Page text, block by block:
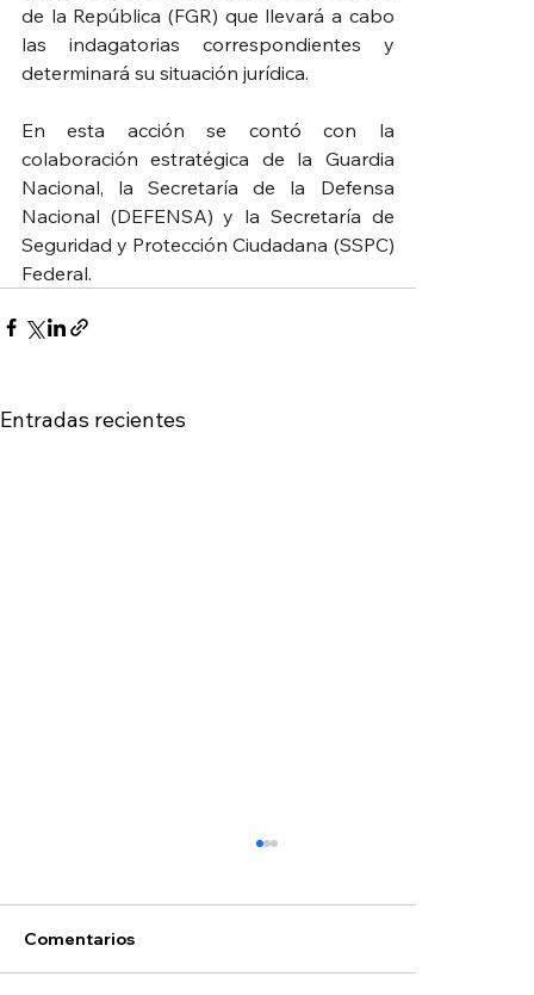
de la República (FGR) que llevará a cabo
las indagatorias correspondientes y
determinará su situación jurídica.
En esta acción se contó con la
colaboración estratégica de la Guardia
Nacional, la Secretaría de la Defensa
Nacional (DEFENSA) y la Secretaría de
Seguridad y Protección Ciudadana (SSPC)
Federal.
Entradas recientes
Comentarios